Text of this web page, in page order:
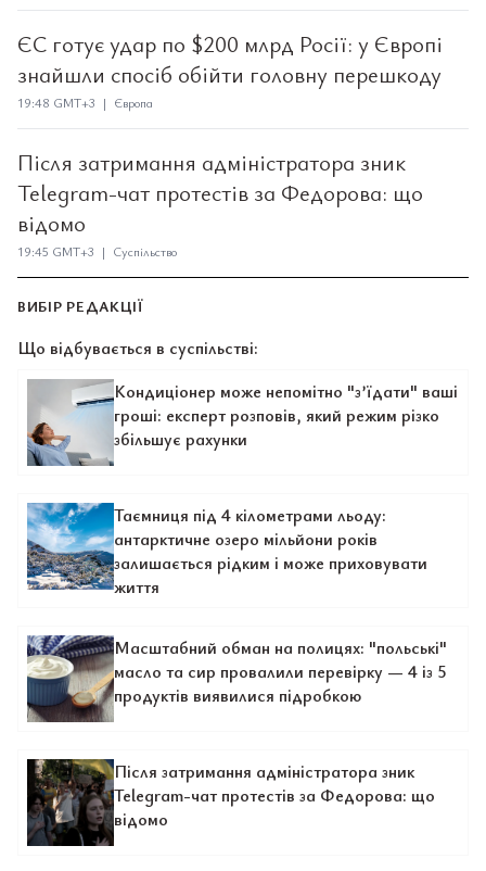
ЄС готує удар по $200 млрд Росії: у Європі
знайшли спосіб обійти головну перешкоду
19:48 GMT+3 | Європа
Після затримання адміністратора зник
Telegram-чат протестів за Федорова: що
відомо
19:45 GMT+3 | Суспільство
ВИБІР РЕДАКЦІЇ
Що відбувається в суспільстві:
Кондиціонер може непомітно "з’їдати" ваші
гроші: експерт розповів, який режим різко
збільшує рахунки
Таємниця під 4 кілометрами льоду:
антарктичне озеро мільйони років
залишається рідким і може приховувати
життя
Масштабний обман на полицях: "польські"
масло та сир провалили перевірку — 4 із 5
продуктів виявилися підробкою
Після затримання адміністратора зник
Telegram-чат протестів за Федорова: що
відомо